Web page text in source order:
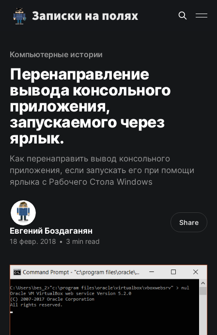
Компьютерные истории
Перенаправление
вывода консольного
приложения,
запускаемого через
ярлык.
Как перенаправить вывод консольного
приложения, если запускать его при помощи
ярлыка с Рабочего Стола Windows
Евгений Боздаганян
18 февр. 2018 • 3 min read
Share